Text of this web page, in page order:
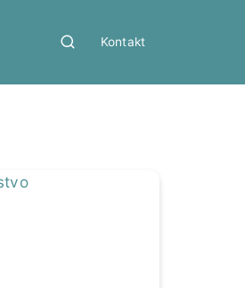
Kontakt